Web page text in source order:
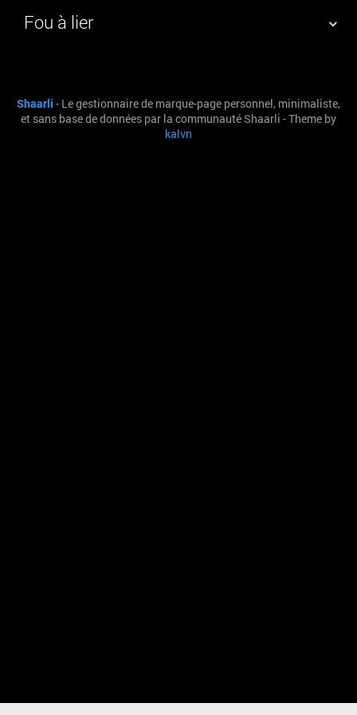
Fou à lier
QUOTIDIEN RECHERCHER
Shaarli - Le gestionnaire de marque-page personnel, minimaliste,
et sans base de données par la communauté Shaarli - Theme by
kalvn